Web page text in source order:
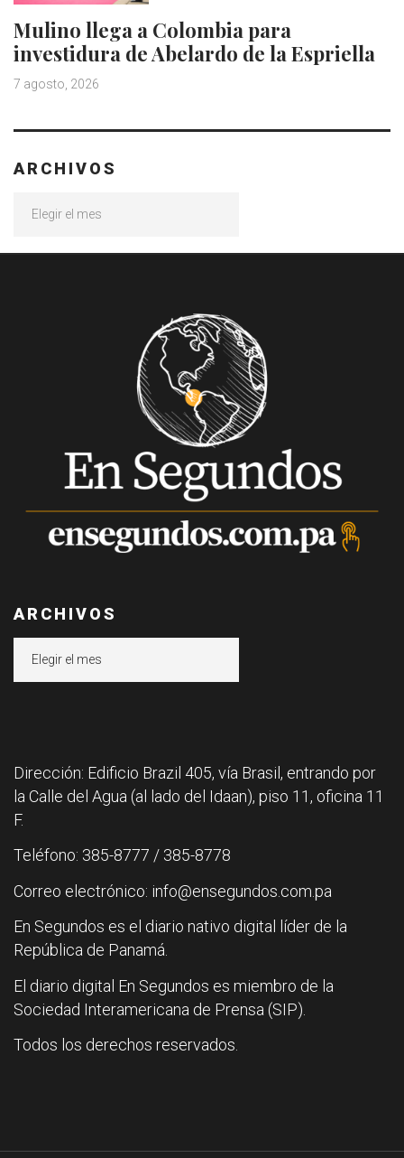
Mulino llega a Colombia para
investidura de Abelardo de la Espriella
7 agosto, 2026
ARCHIVOS
ARCHIVOS
Dirección: Edificio Brazil 405, vía Brasil, entrando por
la Calle del Agua (al lado del Idaan), piso 11, oficina 11
F.
Teléfono: 385-8777 / 385-8778
Correo electrónico: info@ensegundos.com.pa
En Segundos es el diario nativo digital líder de la
República de Panamá.
El diario digital En Segundos es miembro de la
Sociedad Interamericana de Prensa (SIP).
Todos los derechos reservados.